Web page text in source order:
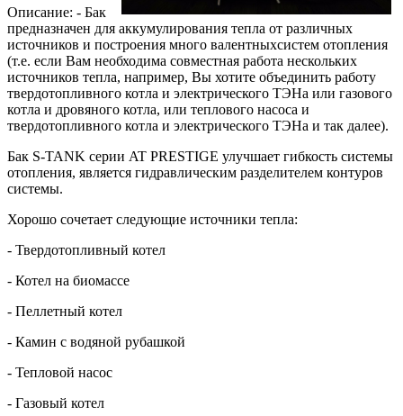
Описание: - Бак
предназначен для аккумулирования тепла от различных
источников и построения много валентныхсистем отопления
(т.е. если Вам необходима совместная работа нескольких
источников тепла, например, Вы хотите объединить работу
твердотопливного котла и электрического ТЭНа или газового
котла и дровяного котла, или теплового насоса и
твердотопливного котла и электрического ТЭНа и так далее).
Бак S-TANK серии AT PRESTIGE улучшает гибкость системы
отопления, является гидравлическим разделителем контуров
системы.
Хорошо сочетает следующие источники тепла:
- Твердотопливный котел
- Котел на биомассе
- Пеллетный котел
- Камин с водяной рубашкой
- Тепловой насос
- Газовый котел